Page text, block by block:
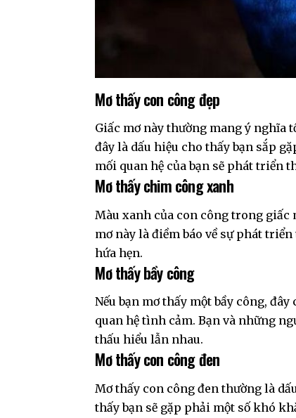
Mơ thấy con công đẹp
Giấc mơ này thường mang ý nghĩa
đây là dấu hiệu cho thấy bạn sắp
mối quan hệ của bạn sẽ phát triển
Mơ thấy chim công xanh
Màu xanh của con công trong giấc
mơ này là điềm báo về sự phát
hứa hẹn.
Mơ thấy bầy công
Nếu bạn mơ thấy một bầy công,
quan hệ tình cảm. Bạn và những
thấu hiểu lẫn nhau.
Mơ thấy con công đen
Mơ thấy con công đen thường là
thấy bạn sẽ gặp phải một số khó